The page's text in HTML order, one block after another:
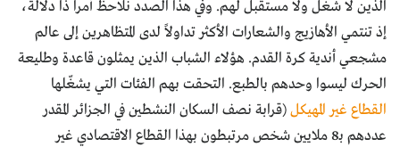
الذين لا شغل ولا مستقبل لهم. وفي هذا الصدد نلاحظ أمراً ذا دلالة،
إذ تنتمي الأهازيج والشعارات الأكثر تداولاً لدى المتظاهرين إلى عالم
مشجعي أندية كرة القدم. هؤلاء الشباب الذين يمثلون قاعدة وطليعة
الحرك ليسوا وحدهم بالطبع. التحقت بهم الفئات التي يشغّلها
القطاع غير المهيكل(قرابة نصف السكان النشطين في الجزائر المقدر
عددهم بـ8 ملايين شخص مرتبطون بهذا القطاع الاقتصادي غير